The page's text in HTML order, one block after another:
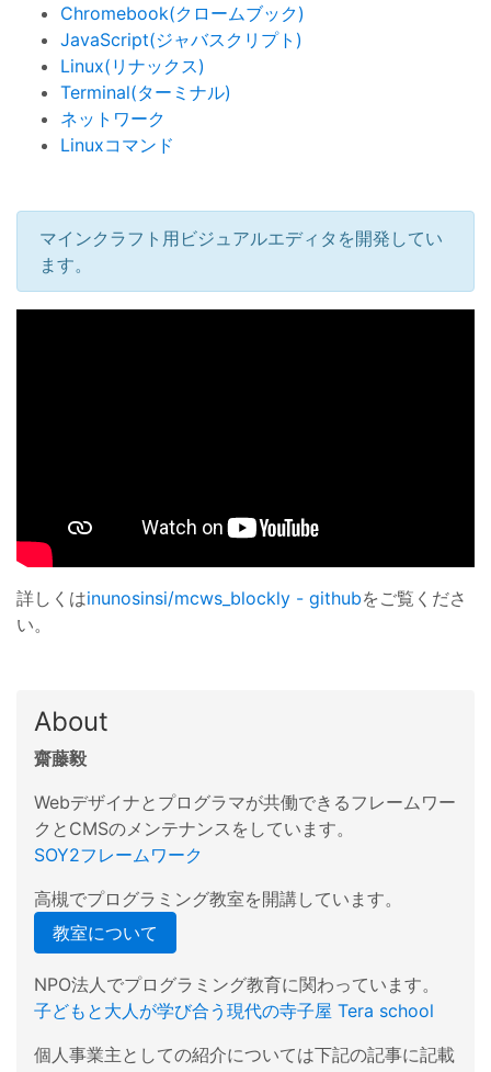
Chromebook(クロームブック)
JavaScript(ジャバスクリプト)
Linux(リナックス)
Terminal(ターミナル)
ネットワーク
Linuxコマンド
マインクラフト用ビジュアルエディタを開発してい
ます。
詳しくはinunosinsi/mcws_blockly - githubをご覧くださ
い。
About
齋藤毅
Webデザイナとプログラマが共働できるフレームワー
クとCMSのメンテナンスをしています。
SOY2フレームワーク
高槻でプログラミング教室を開講しています。
教室について
NPO法人でプログラミング教育に関わっています。
子どもと大人が学び合う現代の寺子屋 Tera school
個人事業主としての紹介については下記の記事に記載